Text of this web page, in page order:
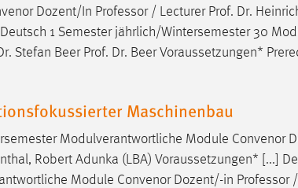
Dozent/In Professor/ Lecturer Prof. Dr.
1 Semester jährlich/Wintersemester 30
Stefan Beer Prof. Dr. Beer Voraussetzungen*
Maschinenbau
Modulverantwortliche Module Convenor
Robert Adunka (LBA) Voraussetzungen* [...]
Module Convenor Dozent/-in Professor/
chat-frame-
=